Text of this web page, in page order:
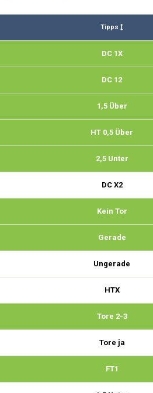
Tipps
DC 1X
DC 12
1,5 Über
HT 0,5 Über
2,5 Unter
DC X2
Kein Tor
Gerade
Ungerade
HTX
Tore 2-3
Tore ja
FT1